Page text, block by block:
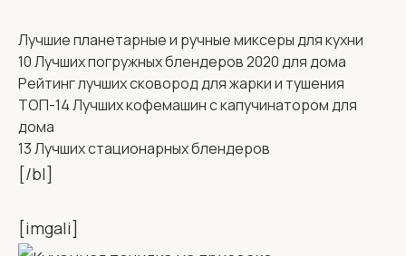
Лучшие планетарные и ручные миксеры для кухни
10 Лучших погружных блендеров 2020 для дома
Рейтинг лучших сковород для жарки и тушения
ТОП-14 Лучших кофемашин с капучинатором для
дома
13 Лучших стационарных блендеров
[/bl]
[imgali]